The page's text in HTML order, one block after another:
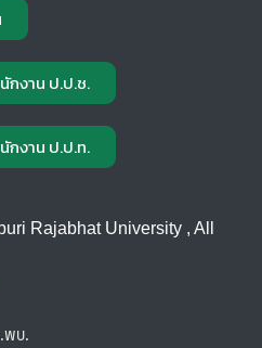
กงาน ป.ป.ช.
กงาน ป.ป.ท.
Rajabhat University , All
บ.